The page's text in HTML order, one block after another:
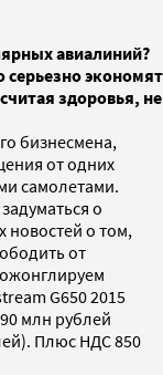
авиалиний?
экономят
здоровья, не
бизнесмена,
от одних
самолетами.
о
новостей о том,
от
G650 2015
млн рублей
Плюс НДС 850